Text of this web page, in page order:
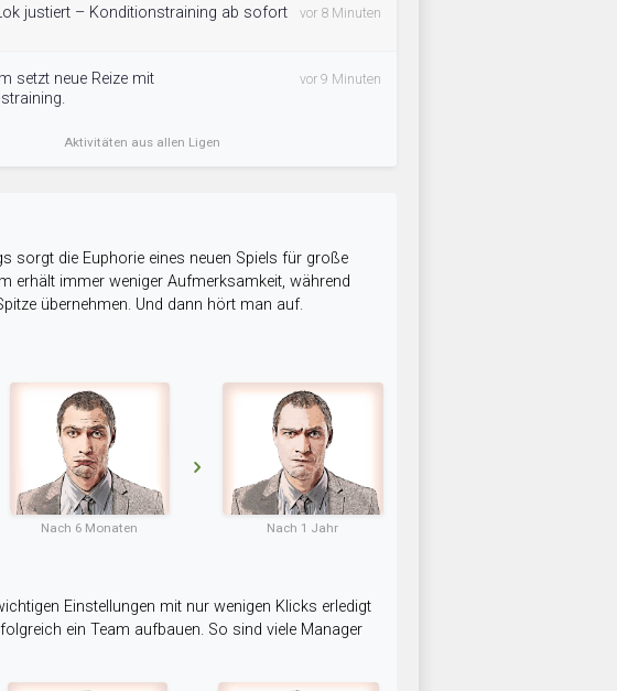
justiert – Konditionstraining ab sofort
vor 8 Minuten
setzt neue Reize mit
vor 9 Minuten
Aktivitäten aus allen Ligen
sorgt die Euphorie eines neuen Spiels für große
erhält immer weniger Aufmerksamkeit, während
übernehmen. Und dann hört man auf.
Nach 6 Monaten Nach 1 Jahr
Einstellungen mit nur wenigen Klicks erledigt
ein Team aufbauen. So sind viele Manager